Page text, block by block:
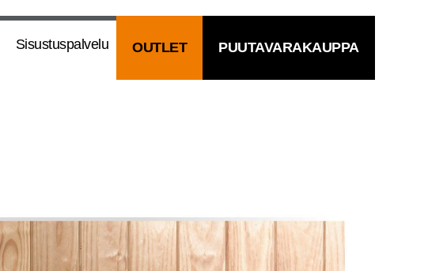
Sisus­tus­pal­ve­lu OUT­LET PUU­TA­VA­RA­KAUP­PA